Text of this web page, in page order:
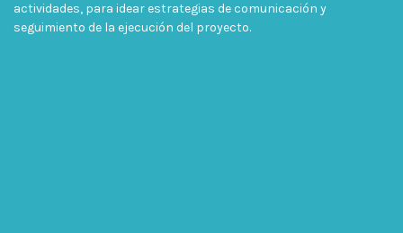
actividades, para idear estrategias de comunicación y
seguimiento de la ejecución del proyecto.